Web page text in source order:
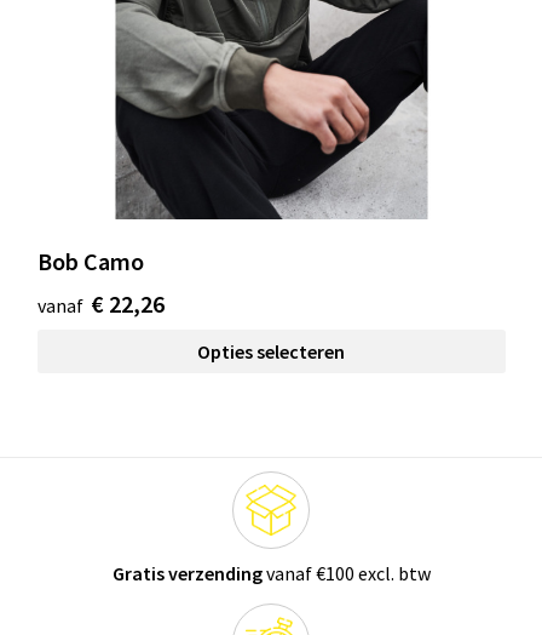
Bob Camo
vanaf € 22,26
Opties selecteren
Gratis verzendingvanaf €100 excl. btw